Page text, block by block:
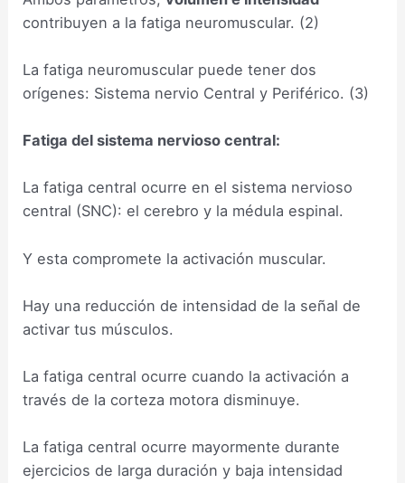
contribuyen a la fatiga neuromuscular. (2)
La fatiga neuromuscular puede tener dos
orígenes: Sistema nervio Central y Periférico. (3)
Fatiga del sistema nervioso central:
La fatiga central ocurre en el sistema nervioso
central (SNC): el cerebro y la médula espinal.
Y esta compromete la activación muscular.
Hay una reducción de intensidad de la señal de
activar tus músculos.
La fatiga central ocurre cuando la activación a
través de la corteza motora disminuye.
La fatiga central ocurre mayormente durante
ejercicios de larga duración y baja intensidad